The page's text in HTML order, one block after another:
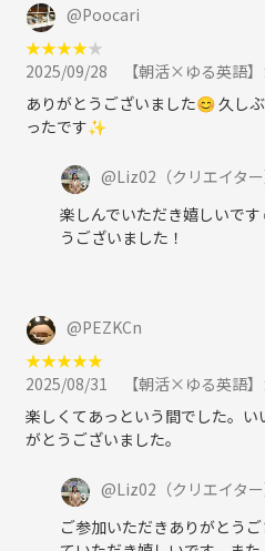
@Poocari
★★★★★
2025/09/28
【朝活×ゆる英語
ありがとうございました😊 久し
ったです✨
@Liz02 （クリエイター
楽しんでいただき嬉しいで
うございました！
@PEZKCn
★★★★★
2025/08/31
【朝活×ゆる英語
楽しくてあっという間でした。
がとうございました。
@Liz02 （クリエイター
ご参加いただきありがとう